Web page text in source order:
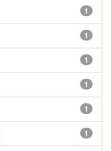
1
1
1
1
1
1